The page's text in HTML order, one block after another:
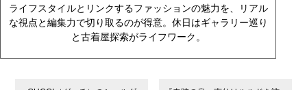
ライフスタイルとリンクするファッションの魅力を、リアル
な視点と編集力で切り取るのが得意。休日はギャラリー巡り
と古着屋探索がライフワーク。